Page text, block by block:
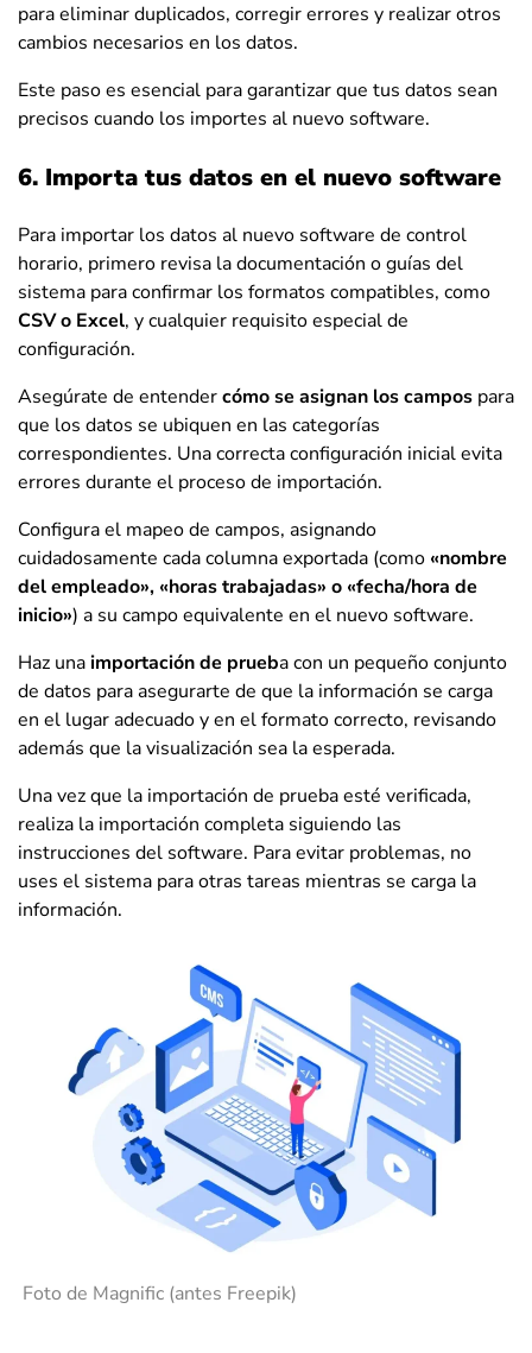
para eliminar duplicados, corregir errores y realizar otros
cambios necesarios en los datos.
Este paso es esencial para garantizar que tus datos sean
precisos cuando los importes al nuevo software.
6. Importa tus datos en el nuevo software
Para importar los datos al nuevo software de control
horario, primero revisa la documentación o guías del
sistema para confirmar los formatos compatibles, como
CSV o Excel, y cualquier requisito especial de
configuración.
Asegúrate de entendercómo se asignan los campos para
que los datos se ubiquen en las categorías
correspondientes. Una correcta configuración inicial evita
errores durante el proceso de importación.
Configura el mapeo de campos, asignando
cuidadosamente cada columna exportada (como «nombre
del empleado», «horas trabajadas» o «fecha/hora de
inicio») a su campo equivalente en el nuevo software.
Haz unaimportación de prueba con un pequeño conjunto
de datos para asegurarte de que la información se carga
en el lugar adecuado y en el formato correcto, revisando
además que la visualización sea la esperada.
Una vez que la importación de prueba esté verificada,
realiza la importación completa siguiendo las
instrucciones del software. Para evitar problemas, no
uses el sistema para otras tareas mientras se carga la
información.
Foto de Magnific (antes Freepik)